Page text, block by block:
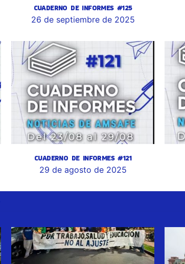
CUADERNO DE INFORMES #125
26 de septiembre de 2025
CUADERNO DE INFORMES #121
29 de agosto de 2025